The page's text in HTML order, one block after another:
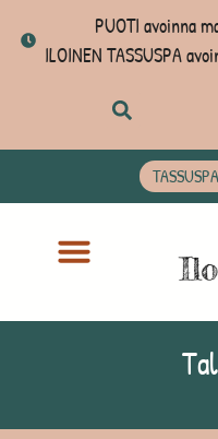
PUOTI avoinna
ILOINEN TASSUSPA